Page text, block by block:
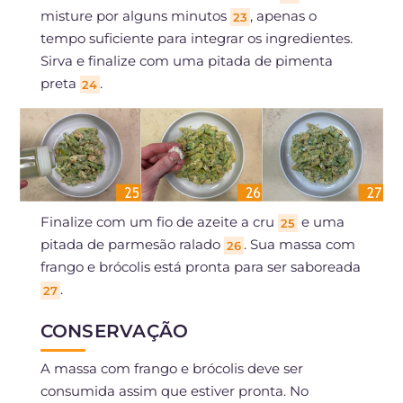
misture por alguns minutos 23 , apenas o
tempo suficiente para integrar os ingredientes.
Sirva e finalize com uma pitada de pimenta
preta 24 .
Finalize com um fio de azeite a cru 25 e uma
pitada de parmesão ralado 26 . Sua massa com
frango e brócolis está pronta para ser saboreada
27 .
CONSERVAÇÃO
A massa com frango e brócolis deve ser
consumida assim que estiver pronta. No